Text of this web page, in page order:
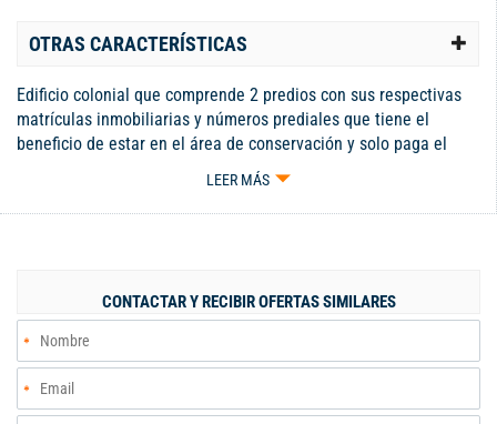
OTRAS CARACTERÍSTICAS
Edificio colonial que comprende 2 predios con sus respectivas
matrículas inmobiliarias y números prediales que tiene el
beneficio de estar en el área de conservación y solo paga el
50% del Impuesto Predial por conservarse en originales
construida de 1126 M2 en un lote de 600 M2, tiene 2 pisos y un
escaleras anterior y posterior, 2 terrazas de cubierta, 2
depósitos para suministros, cuarto útil y área de lavandería,
baños de personal y baños de zonas comunes, oficina de
recepción y oficina de contabilidad con archivo. El edificio fue
totalmente restaurado en 1997, adecuándose a la normatividad
constructiva de la época.
LEER MÁS
CONTACTAR Y RECIBIR OFERTAS SIMILARES